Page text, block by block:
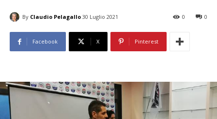
By Claudio Pelagallo 30 Luglio 2021 0
0
Facebook X Pinterest